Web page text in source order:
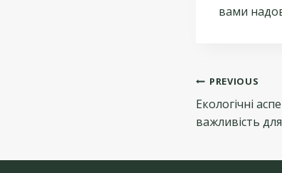
вами
PREVIOUS
Екологічні
важливість